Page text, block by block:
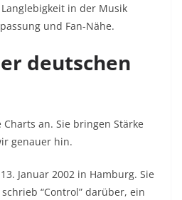
in der Musik
und Fan-Nähe.
deutschen
an. Sie bringen Stärke
genauer hin.
Januar 2002 in Hamburg. Sie
“Control” darüber, ein